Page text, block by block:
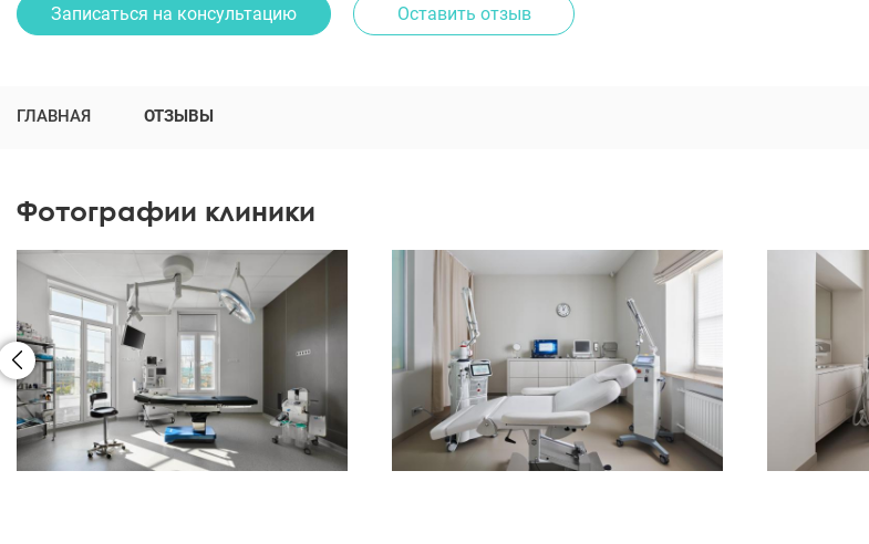
Записаться на консультацию Оставить отзыв
ГЛАВНАЯ ОТЗЫВЫ
Фотографии клиники